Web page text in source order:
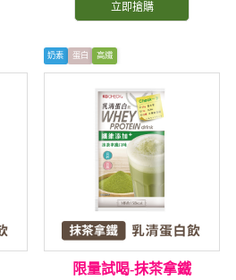
立即搶購
奶素 蛋白 高纖
限量試喝-抹茶拿鐵